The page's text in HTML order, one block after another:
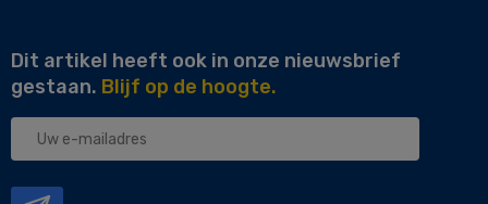
Dit artikel heeft ook in onze nieuwsbrief
gestaan. Blijf op de hoogte.
Uw